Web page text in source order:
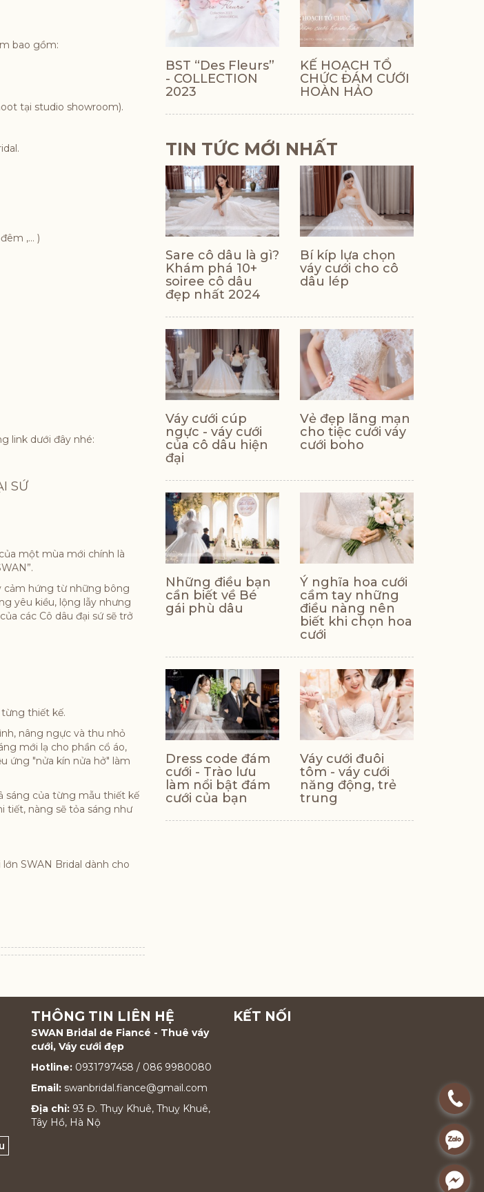
bao gồm:
tại studio showroom).
,… )
link dưới đây nhé:
SỨ
một mùa mới chính là
cảm hứng từ những bông
yêu kiều, lộng lẫy nhưng
các Cô dâu đại sứ sẽ trở
thiết kế.
nâng ngực và thu nhỏ
mới lạ cho phần cổ áo,
ứng "nửa kín nửa hở" làm
sáng của từng mẫu thiết kế
tiết, nàng sẽ tỏa sáng như
SWAN Bridal dành cho
BST “Des Fleurs”
- COLLECTION
2023
KẾ HOẠCH TỔ
CHỨC ĐÁM CƯỚI
HOÀN HẢO
TIN TỨC MỚI NHẤT
Sare cô dâu là gì?
Khám phá 10+
soiree cô dâu
đẹp nhất 2024
Bí kíp lựa chọn
váy cưới cho cô
dâu lép
Váy cưới cúp
ngực - váy cưới
của cô dâu hiện
đại
Vẻ đẹp lãng mạn
cho tiệc cưới váy
cưới boho
Những điều bạn
cần biết về Bé
gái phù dâu
Ý nghĩa hoa cưới
cầm tay những
điều nàng nên
biết khi chọn hoa
cưới
Dress code đám
cưới - Trào lưu
làm nổi bật đám
cưới của bạn
Váy cưới đuôi
tôm - váy cưới
năng động, trẻ
trung
THÔNG TIN LIÊN HỆ
SWAN Bridal de Fiancé - Thuê váy
cưới, Váy cưới đẹp
Hotline: 0931797458 / 086 9980080
Email: swanbridal.fiance@gmail.com
Địa chỉ: 93 Đ. Thụy Khuê, Thuỵ Khuê,
Tây Hồ, Hà Nộ
KẾT NỐI
.
.
.